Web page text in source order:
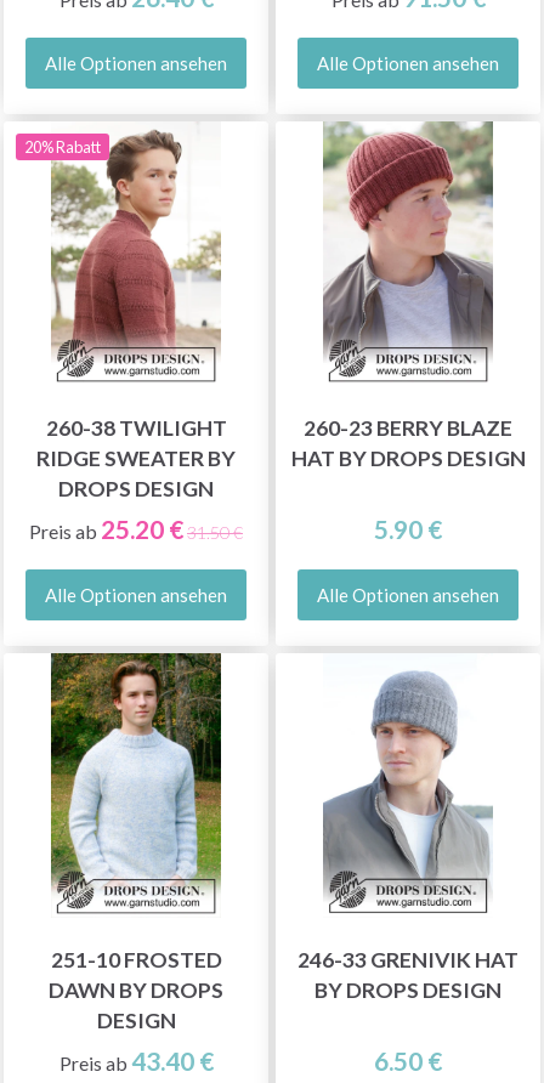
Alle Optionen ansehen Alle Optionen ansehen
20% Rabatt
260-38 TWILIGHT
RIDGE SWEATER BY
DROPS DESIGN
Preis ab 25.20 €31.50 €
Alle Optionen ansehen
260-23 BERRY BLAZE
HAT BY DROPS DESIGN
5.90 €
Alle Optionen ansehen
251-10 FROSTED
DAWN BY DROPS
DESIGN
Preis ab 43.40 €
246-33 GRENIVIK HAT
BY DROPS DESIGN
6.50 €